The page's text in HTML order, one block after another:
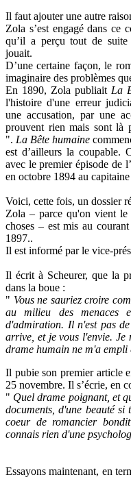
Il faut ajouter une autre
Zola s’est engagé dans ce
qu’il a perçu tout de suite
jouait.
D’une certaine façon, le
imaginaire des problèmes
En 1890, Zola publiait La
l'histoire d'une erreur
une accusation, par une
prouvent rien mais sont là
".La Bête humaine
est d’ailleurs la coupable.
avec le premier épisode de
en octobre 1894 au
Voici, cette fois, un dossier
Zola – parce qu'on vient
choses – est mis au
1897..
Il est informé par le vice-
Il écrit à Scheurer, que la
dans la boue :
" Vous ne sauriez croire
au milieu des menaces
d'admiration. Il n'est pas
arrive, et je vous l'envie. Je
drame humain ne m'a
Il pubie son premier article
25 novembre. Il s’écrie, en
" Quel drame poignant, et
documents, d'une beauté
coeur de romancier
connais rien d'une
Essayons maintenant, en